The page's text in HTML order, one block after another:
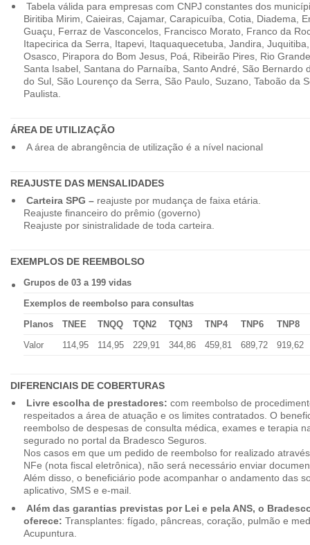
Tabela válida para empresas com CNPJ constantes dos
Biritiba Mirim, Caieiras, Cajamar, Carapicuíba, Cotia, Diadema,
Guaçu, Ferraz de Vasconcelos, Francisco Morato, Franco da
Itapecirica da Serra, Itapevi, Itaquaquecetuba, Jandira,
Osasco, Pirapora do Bom Jesus, Poá, Ribeirão Pires, Rio
Santa Isabel, Santana do Parnaíba, Santo André, São Bernardo
do Sul, São Lourenço da Serra, São Paulo, Suzano, Taboão da
Paulista.
ÁREA DE UTILIZAÇÃO
A área de abrangência de utilização é a nível nacional
REAJUSTE DAS MENSALIDADES
Carteira SPG –reajuste por mudança de faixa etária.
Reajuste financeiro do prêmio (governo)
Reajuste por sinistralidade de toda carteira.
EXEMPLOS DE REEMBOLSO
Grupos de 03 a 199 vidas
Exemplos de reembolso para consultas
Planos
TNEE TNQQ TQN2 TQN3 TNP4 TNP6
TNP8
Valor
114,95 114,95 229,91 344,86 459,81 689,72 919,62
DIFERENCIAIS DE COBERTURAS
Livre escolha de prestadores: com reembolso de
respeitados a área de atuação e os limites contratados. O
reembolso de despesas de consulta médica, exames e terapia
segurado no portal da Bradesco Seguros.
Nos casos em que um pedido de reembolso for realizado
NFe (nota fiscal eletrônica), não será necessário enviar
Além disso, o beneficiário pode acompanhar o andamento das
aplicativo, SMS e e-mail.
Além das garantias previstas por Lei e pela ANS, o
oferece: Transplantes: fígado, pâncreas, coração, pulmão e
Acupuntura.